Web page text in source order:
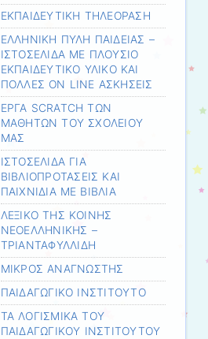
ΕΚΠΑΙΔΕΥΤΙΚΗ ΤΗΛΕΟΡΑΣΗ
ΕΛΛΗΝΙΚΗ ΠΥΛΗ ΠΑΙΔΕΙΑΣ –
ΙΣΤΟΣΕΛΙΔΑ ΜΕ ΠΛΟΥΣΙΟ
ΕΚΠΑΙΔΕΥΤΙΚΟ ΥΛΙΚΟ ΚΑΙ
ΠΟΛΛΕΣ ON LINE ΑΣΚΗΣΕΙΣ
ΕΡΓΑ SCRATCH ΤΩΝ
ΜΑΘΗΤΩΝ ΤΟΥ ΣΧΟΛΕΙΟΥ
ΜΑΣ
ΙΣΤΟΣΕΛΙΔΑ ΓΙΑ
ΒΙΒΛΙΟΠΡΟΤΑΣΕΙΣ ΚΑΙ
ΠΑΙΧΝΙΔΙΑ ΜΕ ΒΙΒΛΙΑ
ΛΕΞΙΚΟ ΤΗΣ ΚΟΙΝΗΣ
ΝΕΟΕΛΛΗΝΙΚΗΣ –
ΤΡΙΑΝΤΑΦΥΛΛΙΔΗ
ΜΙΚΡΟΣ ΑΝΑΓΝΩΣΤΗΣ
ΠΑΙΔΑΓΩΓΙΚΟ ΙΝΣΤΙΤΟΥΤΟ
ΤΑ ΛΟΓΙΣΜΙΚΑ ΤΟΥ
ΠΑΙΔΑΓΩΓΙΚΟΥ ΙΝΣΤΙΤΟΥΤΟΥ